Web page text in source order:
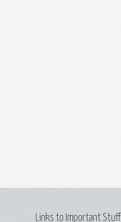
Links to Important Stuff